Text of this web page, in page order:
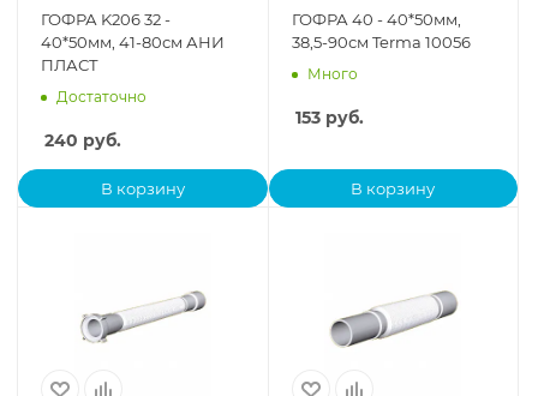
ГОФРА K206 32 -
40*50мм, 41-80см АНИ
ПЛАСТ
Достаточно
240 руб.
В корзину
ГОФРА 40 - 40*50мм,
38,5-90см Terma 10056
Много
153руб.
В корзину